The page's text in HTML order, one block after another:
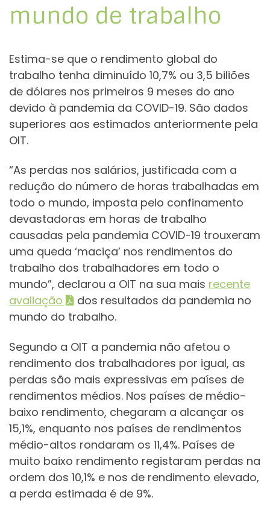
mundo de trabalho
Estima-se que o rendimento global do
trabalho tenha diminuído 10,7% ou 3,5 biliões
de dólares nos primeiros 9 meses do ano
devido à pandemia da COVID-19. São dados
superiores aos estimados anteriormente pela
OIT.
“As perdas nos salários, justificada com a
redução do número de horas trabalhadas em
todo o mundo, imposta pelo confinamento
devastadoras em horas de trabalho
causadas pela pandemia COVID-19 trouxeram
uma queda ‘maciça’ nos rendimentos do
trabalho dos trabalhadores em todo o
mundo”, declarou a OIT na sua mais recente
avaliação
dos resultados da pandemia no
mundo do trabalho.
Segundo a OIT a pandemia não afetou o
rendimento dos trabalhadores por igual, as
perdas são mais expressivas em países de
rendimentos médios. Nos países de médio-
baixo rendimento, chegaram a alcançar os
15,1%, enquanto nos países de rendimentos
médio-altos rondaram os 11,4%. Países de
muito baixo rendimento registaram perdas na
ordem dos 10,1% e nos de rendimento elevado,
a perda estimada é de 9%.